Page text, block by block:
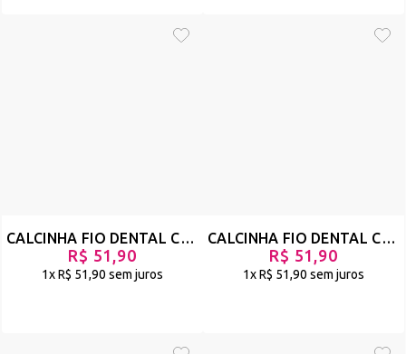
CALCINHA FIO DENTAL COM TRANSPARÊNCIA E STRAPPY - SINCERA - VERMELHO - REF 112
R$ 51,90
1xR$ 51,90 sem juros
CALCINHA FIO DENTAL COM TRANSPARÊNCIA E STRAPPY - SINCERA - PRETO - REF 111
R$ 51,90
1xR$ 51,90 sem juros